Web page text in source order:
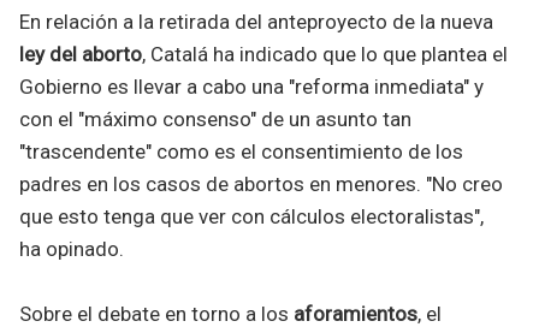
En relación a la retirada del anteproyecto de la nueva
ley del aborto, Catalá ha indicado que lo que plantea el
Gobierno es llevar a cabo una "reforma inmediata" y
con el "máximo consenso" de un asunto tan
"trascendente" como es el consentimiento de los
padres en los casos de abortos en menores. "No creo
que esto tenga que ver con cálculos electoralistas",
ha opinado.
Sobre el debate en torno a los aforamientos, el